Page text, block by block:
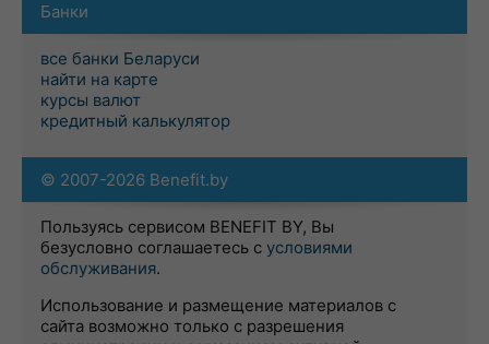
Банки
все банки Беларуси
найти на карте
курсы валют
кредитный калькулятор
© 2007-2026 Benefit.by
Пользуясь сервисом BENEFIT BY, Вы
безусловно соглашаетесь с условиями
обслуживания.
Использование и размещение материалов с
сайта возможно только с разрешения